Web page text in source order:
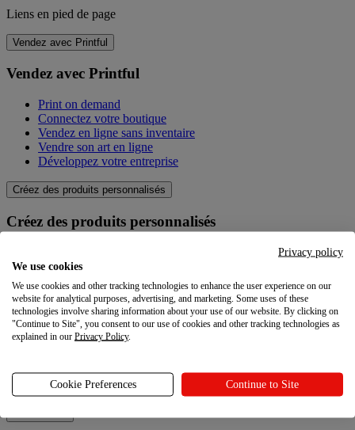
Liens en pied de page
Vendez avec Printful
Vendez avec Printful
Print on demand
Connectez votre boutique
Vendez en ligne sans inventaire
Vendre son art en ligne
Développez votre entreprise
Créez des produits personnalisés
Créez des produits personnalisés
Qualité
Créateur de design
Techniques de personnalisation
Explorez
Blog
Privacy policy
We use cookies
We use cookies and other tracking technologies to enhance the user experience on our
website for analytical purposes, advertising, and marketing. Some uses of these
technologies involve sharing information about your use of our website. By clicking on
"Continue to Site", you consent to our use of cookies and other tracking technologies as
explained in our Privacy Policy.
Cookie Preferences Continue to Site